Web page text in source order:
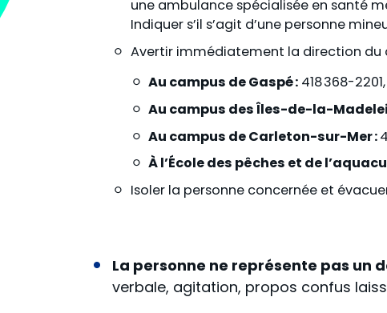
une ambulance spécialisée en santé
Indiquer s’il s’agit d’une personne
Avertir immédiatement la direction du
Au campus de Gaspé: 418 368-
Au campus des Îles-de-la-
Au campus de Carleton-sur-Mer :
À l’École des pêches et de
Isoler la personne concernée et
La personne ne représente pas un
verbale, agitation, propos confus